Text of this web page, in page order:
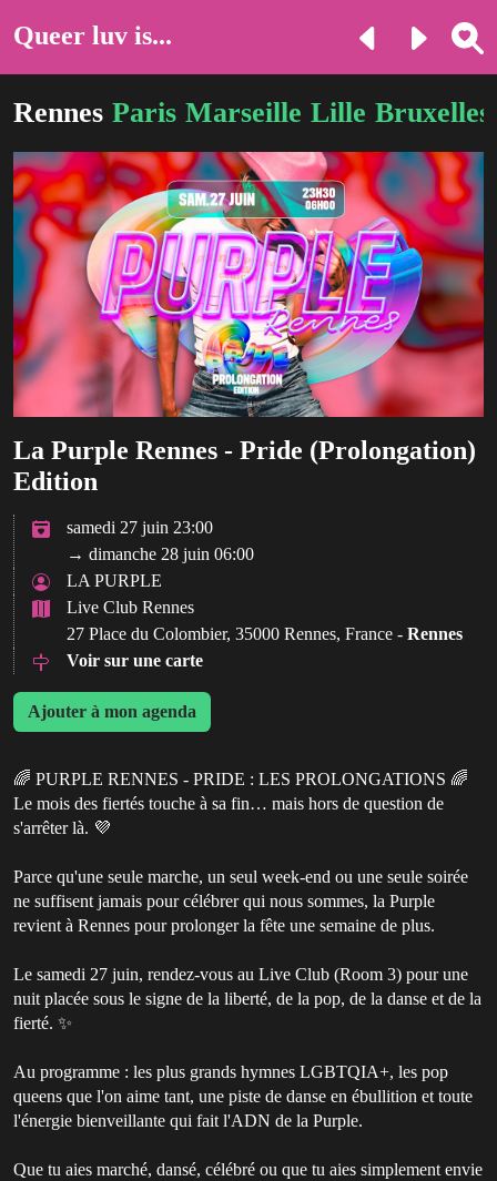
Queer luv is...
Rennes Paris Marseille Lille Bruxelles
La Purple Rennes - Pride (Prolongation)
Edition
samedi 27 juin 23:00
→ dimanche 28 juin 06:00
LA PURPLE
Live Club Rennes
27 Place du Colombier, 35000 Rennes, France - Rennes
Voir sur une carte
Ajouter à mon agenda
🌈 PURPLE RENNES - PRIDE : LES PROLONGATIONS 🌈
Le mois des fiertés touche à sa fin… mais hors de question de
s'arrêter là. 💜
Parce qu'une seule marche, un seul week-end ou une seule soirée
ne suffisent jamais pour célébrer qui nous sommes, la Purple
revient à Rennes pour prolonger la fête une semaine de plus.
Le samedi 27 juin, rendez-vous au Live Club (Room 3) pour une
nuit placée sous le signe de la liberté, de la pop, de la danse et de la
fierté. ✨
Au programme : les plus grands hymnes LGBTQIA+, les pop
queens que l'on aime tant, une piste de danse en ébullition et toute
l'énergie bienveillante qui fait l'ADN de la Purple.
Que tu aies marché, dansé, célébré ou que tu aies simplement envie